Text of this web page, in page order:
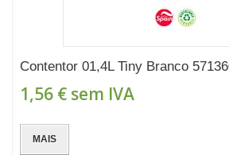
Contentor 01,4L Tiny Branco
1,56 € sem IVA
MAIS